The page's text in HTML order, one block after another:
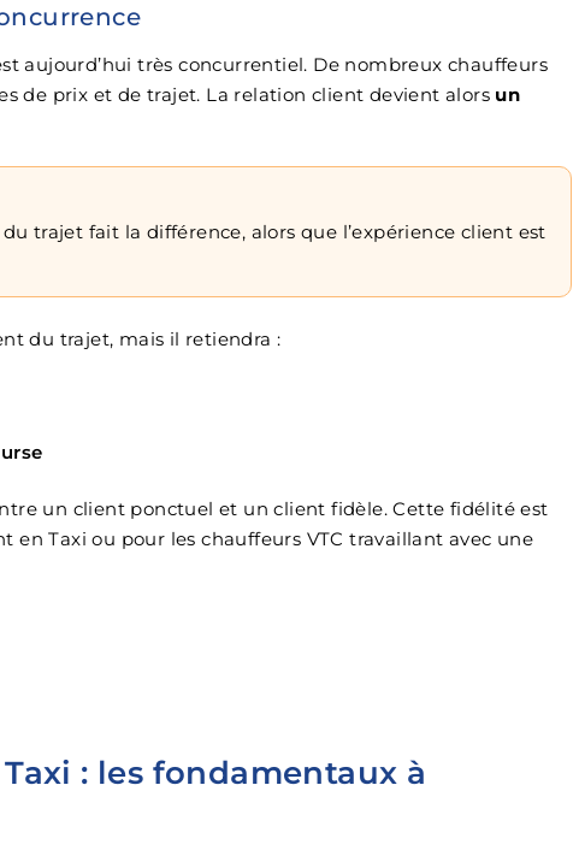
aujourd’hui très concurrentiel. De nombreux chauffeurs
de prix et de trajet. La relation client devient alors un
trajet fait la différence, alors que l’expérience client est
du trajet, mais il retiendra :
un client ponctuel et un client fidèle. Cette fidélité est
Taxi ou pour les chauffeurs VTC travaillant avec une
: les fondamentaux à